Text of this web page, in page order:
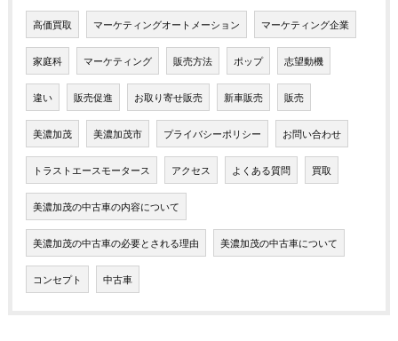
高価買取 マーケティングオートメーション マーケティング企業
家庭科 マーケティング 販売方法 ポップ 志望動機
違い 販売促進 お取り寄せ販売 新車販売 販売
美濃加茂 美濃加茂市 プライバシーポリシー お問い合わせ
トラストエースモータース アクセス よくある質問 買取
美濃加茂の中古車の内容について
美濃加茂の中古車の必要とされる理由 美濃加茂の中古車について
コンセプト 中古車